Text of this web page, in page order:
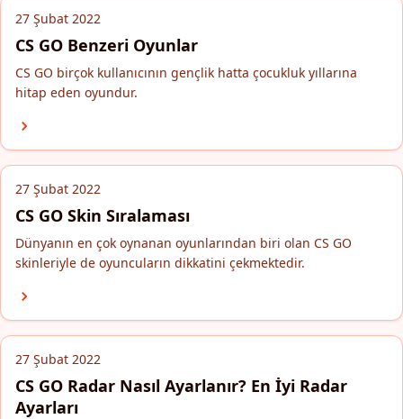
27 Şubat 2022
CS GO Benzeri Oyunlar
CS GO birçok kullanıcının gençlik hatta çocukluk yıllarına
hitap eden oyundur.
27 Şubat 2022
CS GO Skin Sıralaması
Dünyanın en çok oynanan oyunlarından biri olan CS GO
skinleriyle de oyuncuların dikkatini çekmektedir.
27 Şubat 2022
CS GO Radar Nasıl Ayarlanır? En İyi Radar
Ayarları